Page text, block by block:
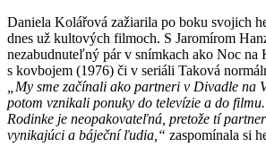
Daniela Kolářová zažiarila po boku svojich
dnes už kultových filmoch. S Jaromírom
nezabudnuteľný pár v snímkach ako Noc na
s kovbojem (1976) či v seriáli Taková
„My sme začínali ako partneri v Divadle na
potom vznikali ponuky do televízie a do
Rodinke je neopakovateľná, pretože tí
vynikajúci a báječní ľudia,“ zaspomínala si